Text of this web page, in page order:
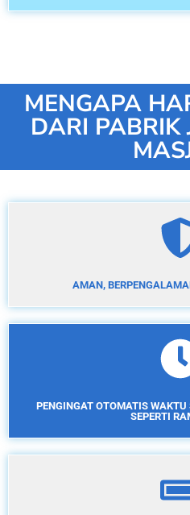
MENGAPA
DARI PABRIK
AMAN,
PENGINGAT OTOMATIS
SEPERTI